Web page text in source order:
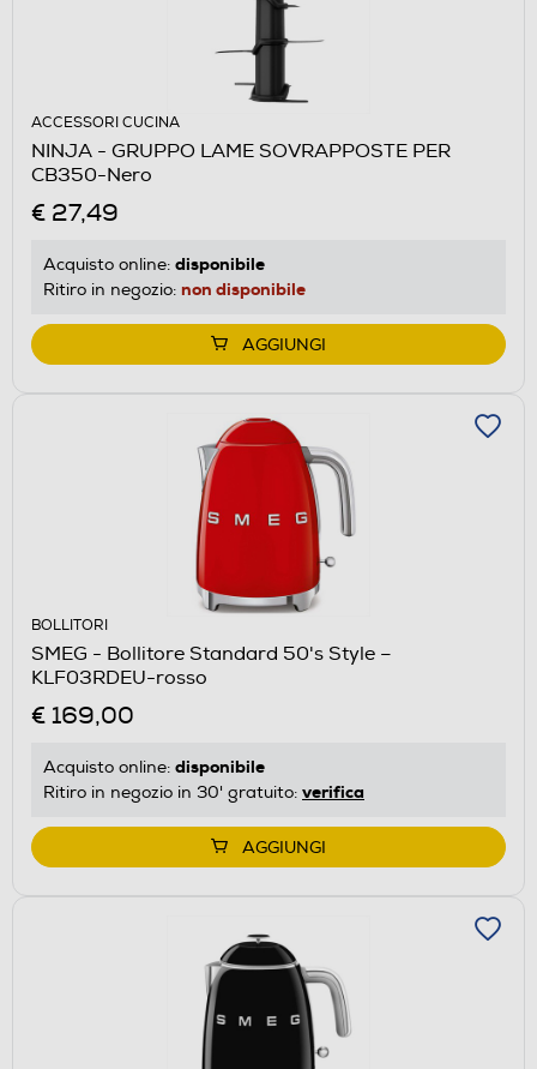
ACCESSORI CUCINA
NINJA - GRUPPO LAME SOVRAPPOSTE PER
CB350-Nero
€ 27,49
Acquisto online: disponibile
Ritiro in negozio: non disponibile
AGGIUNGI
BOLLITORI
SMEG - Bollitore Standard 50's Style –
KLF03RDEU-rosso
€ 169,00
Acquisto online: disponibile
Ritiro in negozio in 30' gratuito: verifica
AGGIUNGI